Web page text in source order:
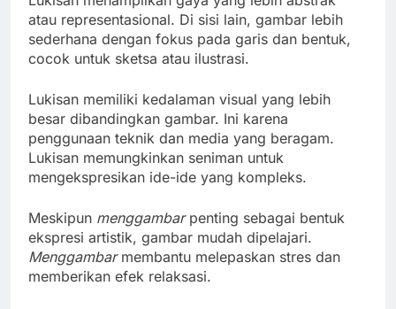
atau representasional. Di sisi lain, gambar lebih
sederhana dengan fokus pada garis dan bentuk,
cocok untuk sketsa atau ilustrasi.
Lukisan memiliki kedalaman visual yang lebih
besar dibandingkan gambar. Ini karena
penggunaan teknik dan media yang beragam.
Lukisan memungkinkan seniman untuk
mengekspresikan ide-ide yang kompleks.
Meskipun menggambarpenting sebagai bentuk
ekspresi artistik, gambar mudah dipelajari.
Menggambarmembantu melepaskan stres dan
memberikan efek relaksasi.